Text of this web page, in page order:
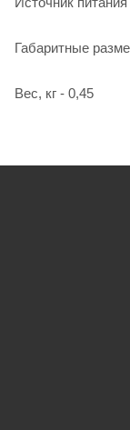
Габаритные
Вес, кг - 0,45